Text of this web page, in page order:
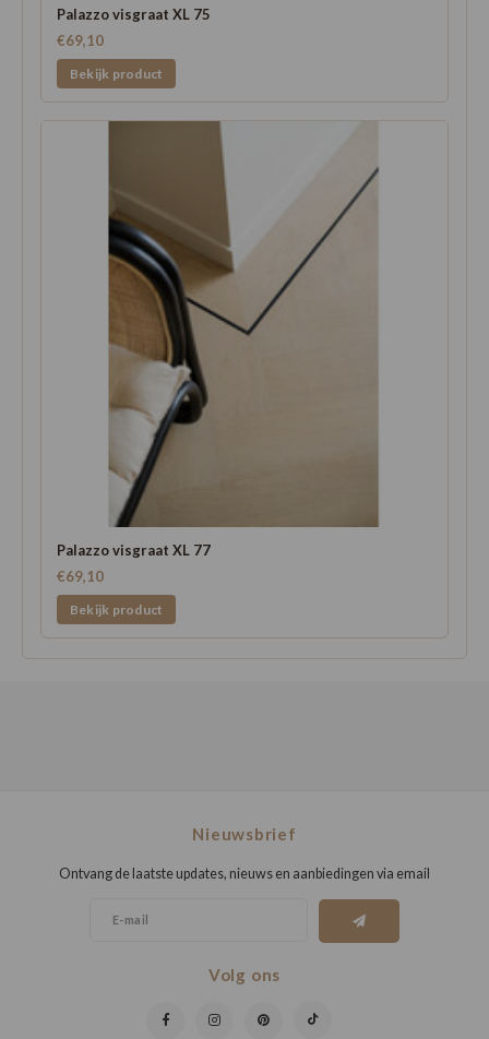
Palazzo visgraat XL 75
€69,10
Bekijk product
Palazzo visgraat XL 77
€69,10
Bekijk product
Nieuwsbrief
Ontvang de laatste updates, nieuws en aanbiedingen via email
Volg ons